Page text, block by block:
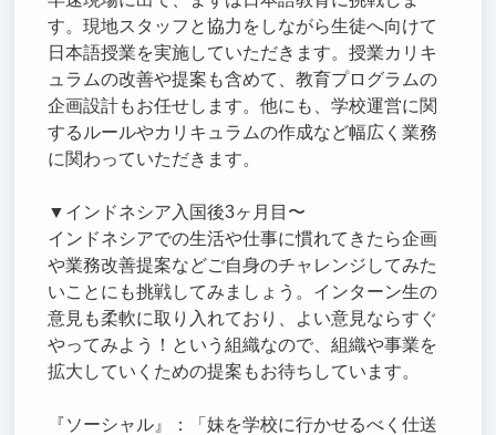
す。現地スタッフと協力をしながら生徒へ向けて
日本語授業を実施していただきます。授業カリキ
ュラムの改善や提案も含めて、教育プログラムの
企画設計もお任せします。他にも、学校運営に関
するルールやカリキュラムの作成など幅広く業務
に関わっていただきます。
▼インドネシア入国後3ヶ月目〜
インドネシアでの生活や仕事に慣れてきたら企画
や業務改善提案などご自身のチャレンジしてみた
いことにも挑戦してみましょう。インターン生の
意見も柔軟に取り入れており、よい意見ならすぐ
やってみよう！という組織なので、組織や事業を
拡大していくための提案もお待ちしています。
『ソーシャル』：「妹を学校に行かせるべく仕送